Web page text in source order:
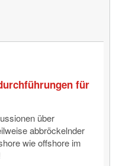
für
über
abbröckelnder
wie offshore im